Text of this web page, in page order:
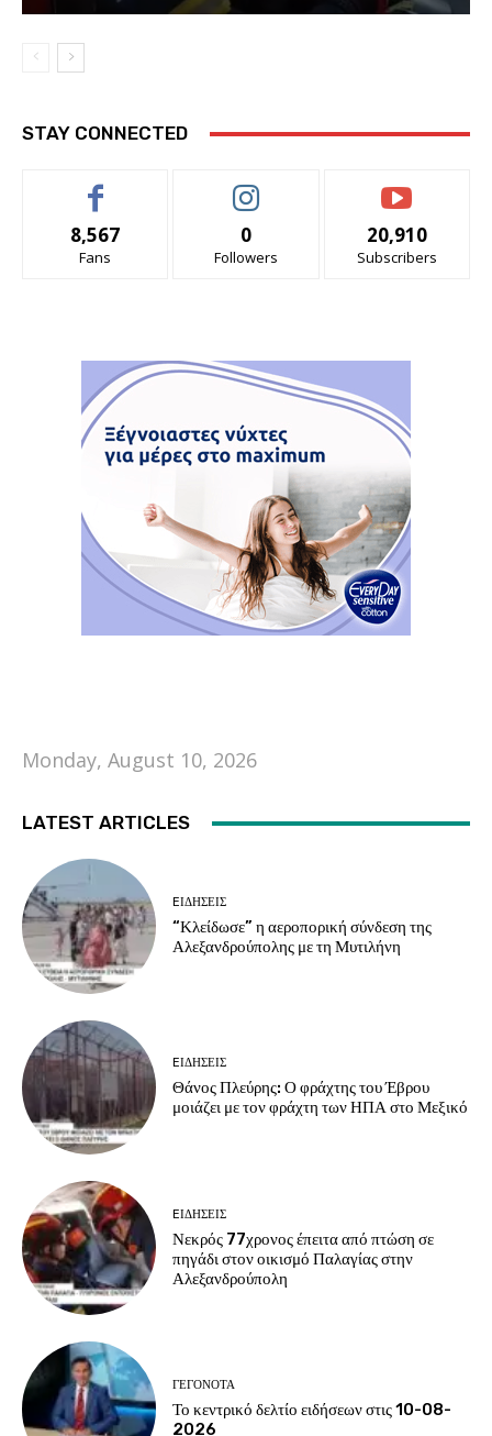
STAY CONNECTED
8,567
Fans
0
Followers
20,910
Subscribers
Monday, August 10, 2026
LATEST ARTICLES
EΙΔΗΣΕΙΣ
“Κλείδωσε” η αεροπορική σύνδεση της
Αλεξανδρούπολης με τη Μυτιλήνη
EΙΔΗΣΕΙΣ
Θάνος Πλεύρης: Ο φράχτης του Έβρου
μοιάζει με τον φράχτη των ΗΠΑ στο Μεξικό
EΙΔΗΣΕΙΣ
Νεκρός 77χρονος έπειτα από πτώση σε
πηγάδι στον οικισμό Παλαγίας στην
Αλεξανδρούπολη
ΓΕΓΟΝΟΤΑ
Το κεντρικό δελτίο ειδήσεων στις 10-08-
2026